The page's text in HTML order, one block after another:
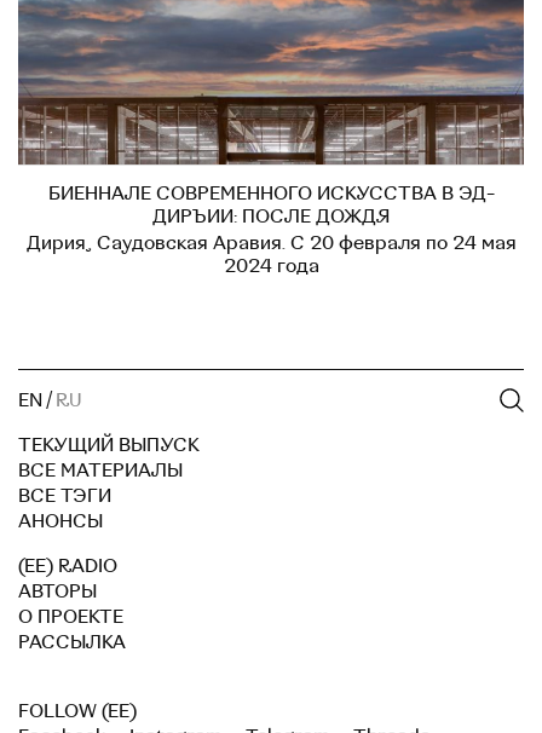
БИЕННАЛЕ СОВРЕМЕННОГО ИСКУССТВА В ЭД-
ДИРЪИИ: ПОСЛЕ ДОЖДЯ
Дирия, Саудовская Аравия. С 20 февраля по 24 мая
2024 года
EN / RU
ТЕКУЩИЙ ВЫПУСК
ВСЕ МАТЕРИАЛЫ
ВСЕ ТЭГИ
АНОНСЫ
(EE) RADIO
АВТОРЫ
О ПРОЕКТЕ
РАССЫЛКА
FOLLOW (EE)